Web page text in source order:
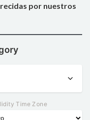
por nuestros
Time Zone